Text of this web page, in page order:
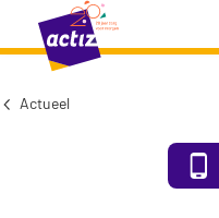
Naar hoofdinhoud
Naar menu
Actueel